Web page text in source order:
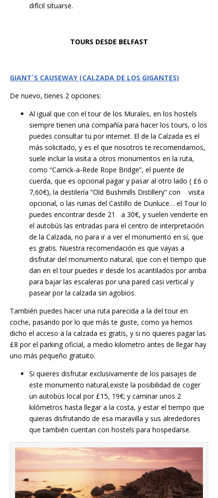
difícil situarse.
TOURS DESDE BELFAST
GIANT´S CAUSEWAY (CALZADA DE LOS GIGANTES)
De nuevo, tienes 2 opciones:
Al igual que con el tour de los Murales, en los hostels
siempre tienen una compañía para hacer los tours, o los
puedes consultar tu por internet. El de la Calzada es el
más solicitado, y es el que nosotros te recomendamos,
suele incluir la visita a otros monumentos en la ruta,
como “Carrick-a-Rede Rope Bridge”, el puente de
cuerda, que es opcional pagar y pasar al otro lado ( £6 o
7,60€), la destilería “Old Bushmills Distillery” con visita
opcional, o las ruinas del Castillo de Dunluce… el Tour lo
puedes encontrar desde 21 a 30€, y suelen venderte en
el autobús las entradas para el centro de interpretación
de la Calzada, no para ir a ver el monumento en sí, que
es gratis. Nuestra recomendación es que vayas a
disfrutar del monumento natural, que con el tiempo que
dan en el tour puedes ir desde los acantilados por arriba
para bajar las escaleras por una pared casi vertical y
pasear por la calzada sin agobios.
También puedes hacer una ruta parecida a la del tour en
coche, pasando por lo que más te guste, como ya hemos
dicho el acceso a la calzada es gratis, y si no quieres pagar las
£8 por el parking oficial, a medio kilometro antes de llegar hay
uno más pequeño gratuito.
Si quieres disfrutar exclusivamente de los paisajes de
este monumento natural,existe la posibilidad de coger
un autobús local por £15, 19€; y caminar unos 2
kilómetros hasta llegar a la costa, y estar el tiempo que
quieras disfrutando de esa maravilla y sus alrededores
que también cuentan con hostels para hospedarse.